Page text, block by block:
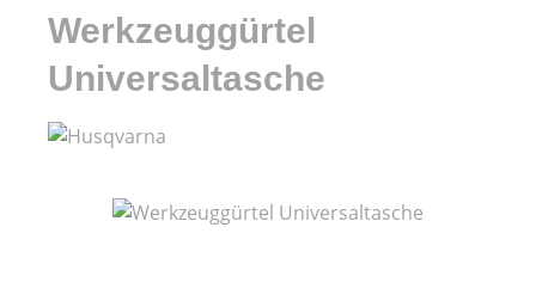
Werkzeuggürtel
Universaltasche
Bildergalerie überspringen